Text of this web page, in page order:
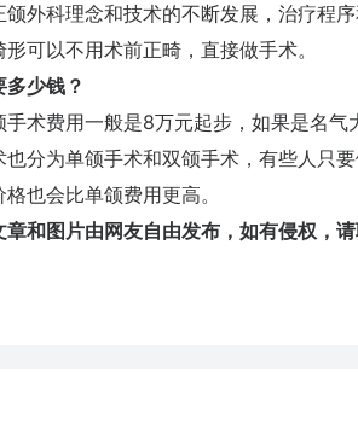
科理念和技术的不断发展，治疗程序
可以不用术前正畸，直接做手术。
少钱？
费用一般是8万元起步，如果是名气
为单颌手术和双颌手术，有些人只要
也会比单颌费用更高。
图片由网友自由发布，如有侵权，请